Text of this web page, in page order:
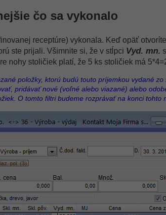
čo sa vykonalo
receptúre) vykonala. Keď opäť
ste prijali. Všimnite si, že v stĺpci Vyd. mn.
nohy stoličiek platí, že 5 ks stoličiek má
položky, ktorú budú touto príjemkou vydané zo
pridávať nové (voľné alebo viazané) alebo
O tomto filtri budeme rozprávať na konci tohto